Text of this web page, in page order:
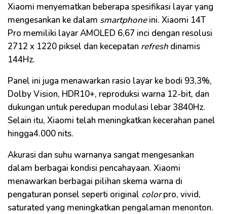
Xiaomi menyematkan beberapa spesifikasi layar yang
mengesankan ke dalam smartphoneini. Xiaomi 14T
Pro memiliki layar AMOLED 6,67 inci dengan resolusi
2712 x 1220 piksel dan kecepatan refresh dinamis
144Hz.
Panel ini juga menawarkan rasio layar ke bodi 93,3%,
Dolby Vision, HDR10+, reproduksi warna 12-bit, dan
dukungan untuk peredupan modulasi lebar 3840Hz.
Selain itu, Xiaomi telah meningkatkan kecerahan panel
hingga4.000 nits.
Akurasi dan suhu warnanya sangat mengesankan
dalam berbagai kondisi pencahayaan. Xiaomi
menawarkan berbagai pilihan skema warna di
pengaturan ponsel seperti original colorpro, vivid,
saturated yang meningkatkan pengalaman menonton.